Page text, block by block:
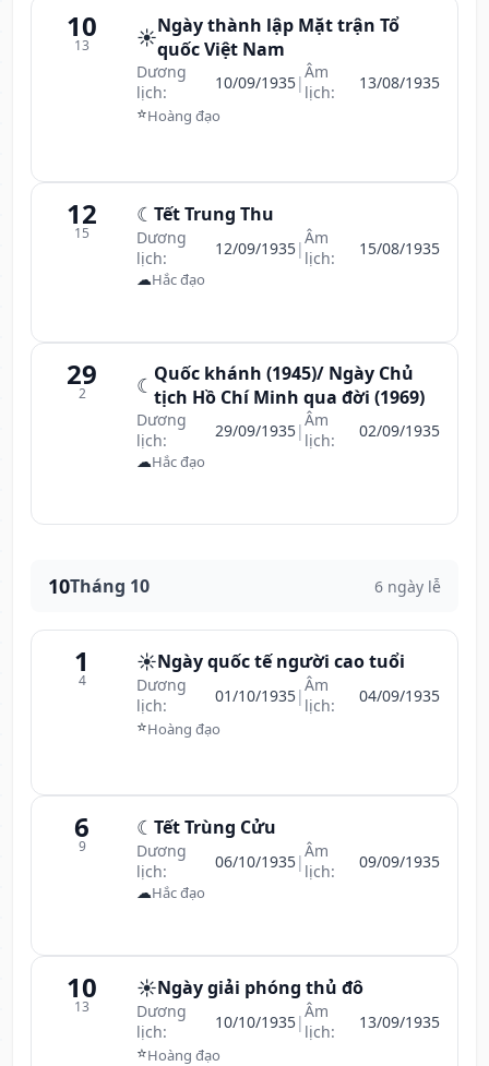
10
13 ☀️Ngày thành lập Mặt trận Tổ
quốc Việt Nam
Dương
lịch:
10/09/1935|Âm
lịch:
13/08/1935
⭐Hoàng đạo
12
15
☾ Tết Trung Thu
Dương
lịch:
12/09/1935|Âm
lịch:
15/08/1935
☁Hắc đạo
29
2 ☾ Quốc khánh (1945)/ Ngày Chủ
tịch Hồ Chí Minh qua đời (1969)
Dương
lịch:
29/09/1935|Âm
lịch:
02/09/1935
☁Hắc đạo
10Tháng 10 6 ngày lễ
1
4
☀️Ngày quốc tế người cao tuổi
Dương
lịch:
01/10/1935|Âm
lịch:
04/09/1935
⭐Hoàng đạo
6
9
☾ Tết Trùng Cửu
Dương
lịch:
06/10/1935|Âm
lịch:
09/09/1935
☁Hắc đạo
10
13
☀️Ngày giải phóng thủ đô
Dương
lịch:
10/10/1935|Âm
lịch:
13/09/1935
⭐Hoàng đạo